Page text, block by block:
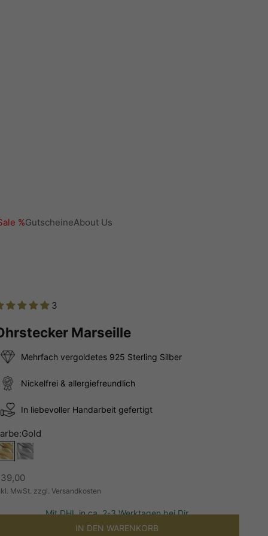
%GutscheineAbout Us
3
Marseille
Mehrfach vergoldetes 925 Sterling Silber
Nickelfrei & allergiefreundlich
In liebevoller Handarbeit gefertigt
Gold
GoldSilber
MwSt. zzgl. Versandkosten
Mit DHL in ca. 2-3 Werktagen bei Dir
IN DEN WARENKORB